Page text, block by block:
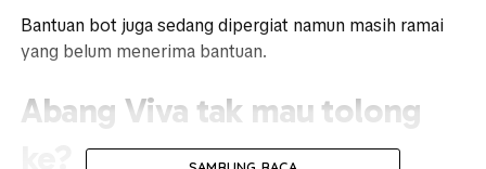
Bantuan bot juga sedang dipergiat namun masih ramai
yang belum menerima bantuan.
Abang Viva tak mau tolong